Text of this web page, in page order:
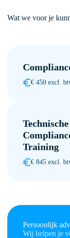
Wat we voor je
€ 450 excl.
Training
€ 845 excl.
Persoonlijk
Wij helpen je